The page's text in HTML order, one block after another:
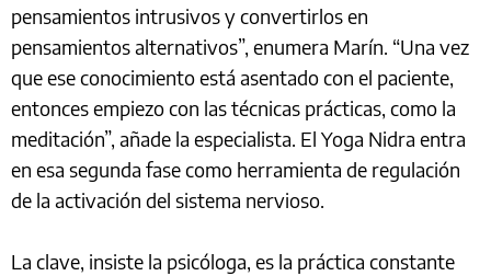
pensamientos intrusivos y convertirlos en
pensamientos alternativos”, enumera Marín. “Una vez
que ese conocimiento está asentado con el paciente,
entonces empiezo con las técnicas prácticas, como la
meditación”, añade la especialista. El Yoga Nidra entra
en esa segunda fase como herramienta de regulación
de la activación del sistema nervioso.
La clave, insiste la psicóloga, es la práctica constante